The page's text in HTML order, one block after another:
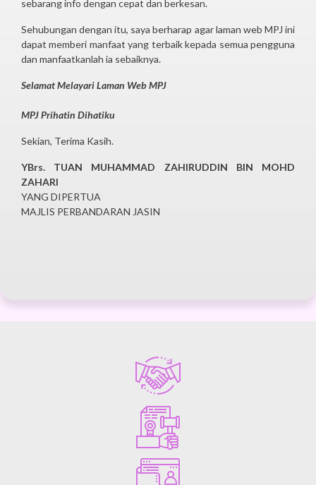
sebarang info dengan cepat dan berkesan.
Sehubungan dengan itu, saya berharap agar laman web MPJ ini
dapat memberi manfaat yang terbaik kepada semua pengguna
dan manfaatkanlah ia sebaiknya.
Selamat Melayari Laman Web MPJ
MPJ Prihatin Dihatiku
Sekian, Terima Kasih.
YBrs. TUAN MUHAMMAD ZAHIRUDDIN BIN MOHD
ZAHARI
YANG DIPERTUA
MAJLIS PERBANDARAN JASIN